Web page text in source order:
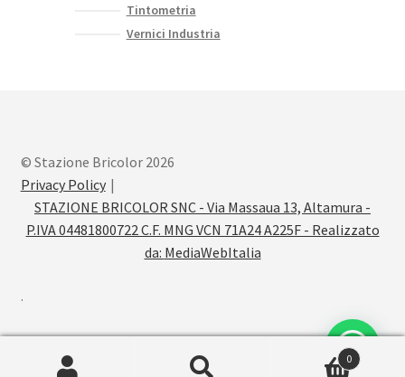
Tintometria
Vernici Industria
© Stazione Bricolor 2026
Privacy Policy
STAZIONE BRICOLOR SNC - Via Massaua 13, Altamura -
P.IVA 04481800722 C.F. MNG VCN 71A24 A225F - Realizzato
da: MediaWebItalia
.
0